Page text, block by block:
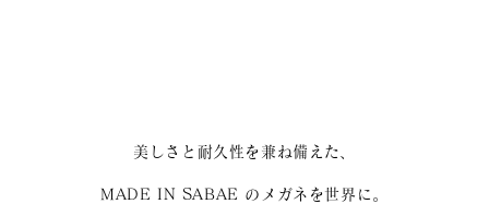
美しさと耐久性を兼ね備えた、
MADE IN SABAE のメガネを世界に。